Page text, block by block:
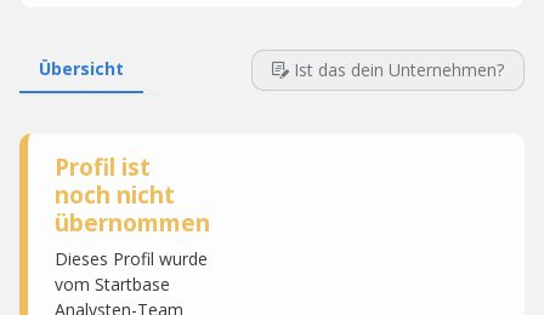
Übersicht Ist das dein Unternehmen?
Profil ist
noch nicht
übernommen
Dieses Profil wurde
vom Startbase
Analysten-Team